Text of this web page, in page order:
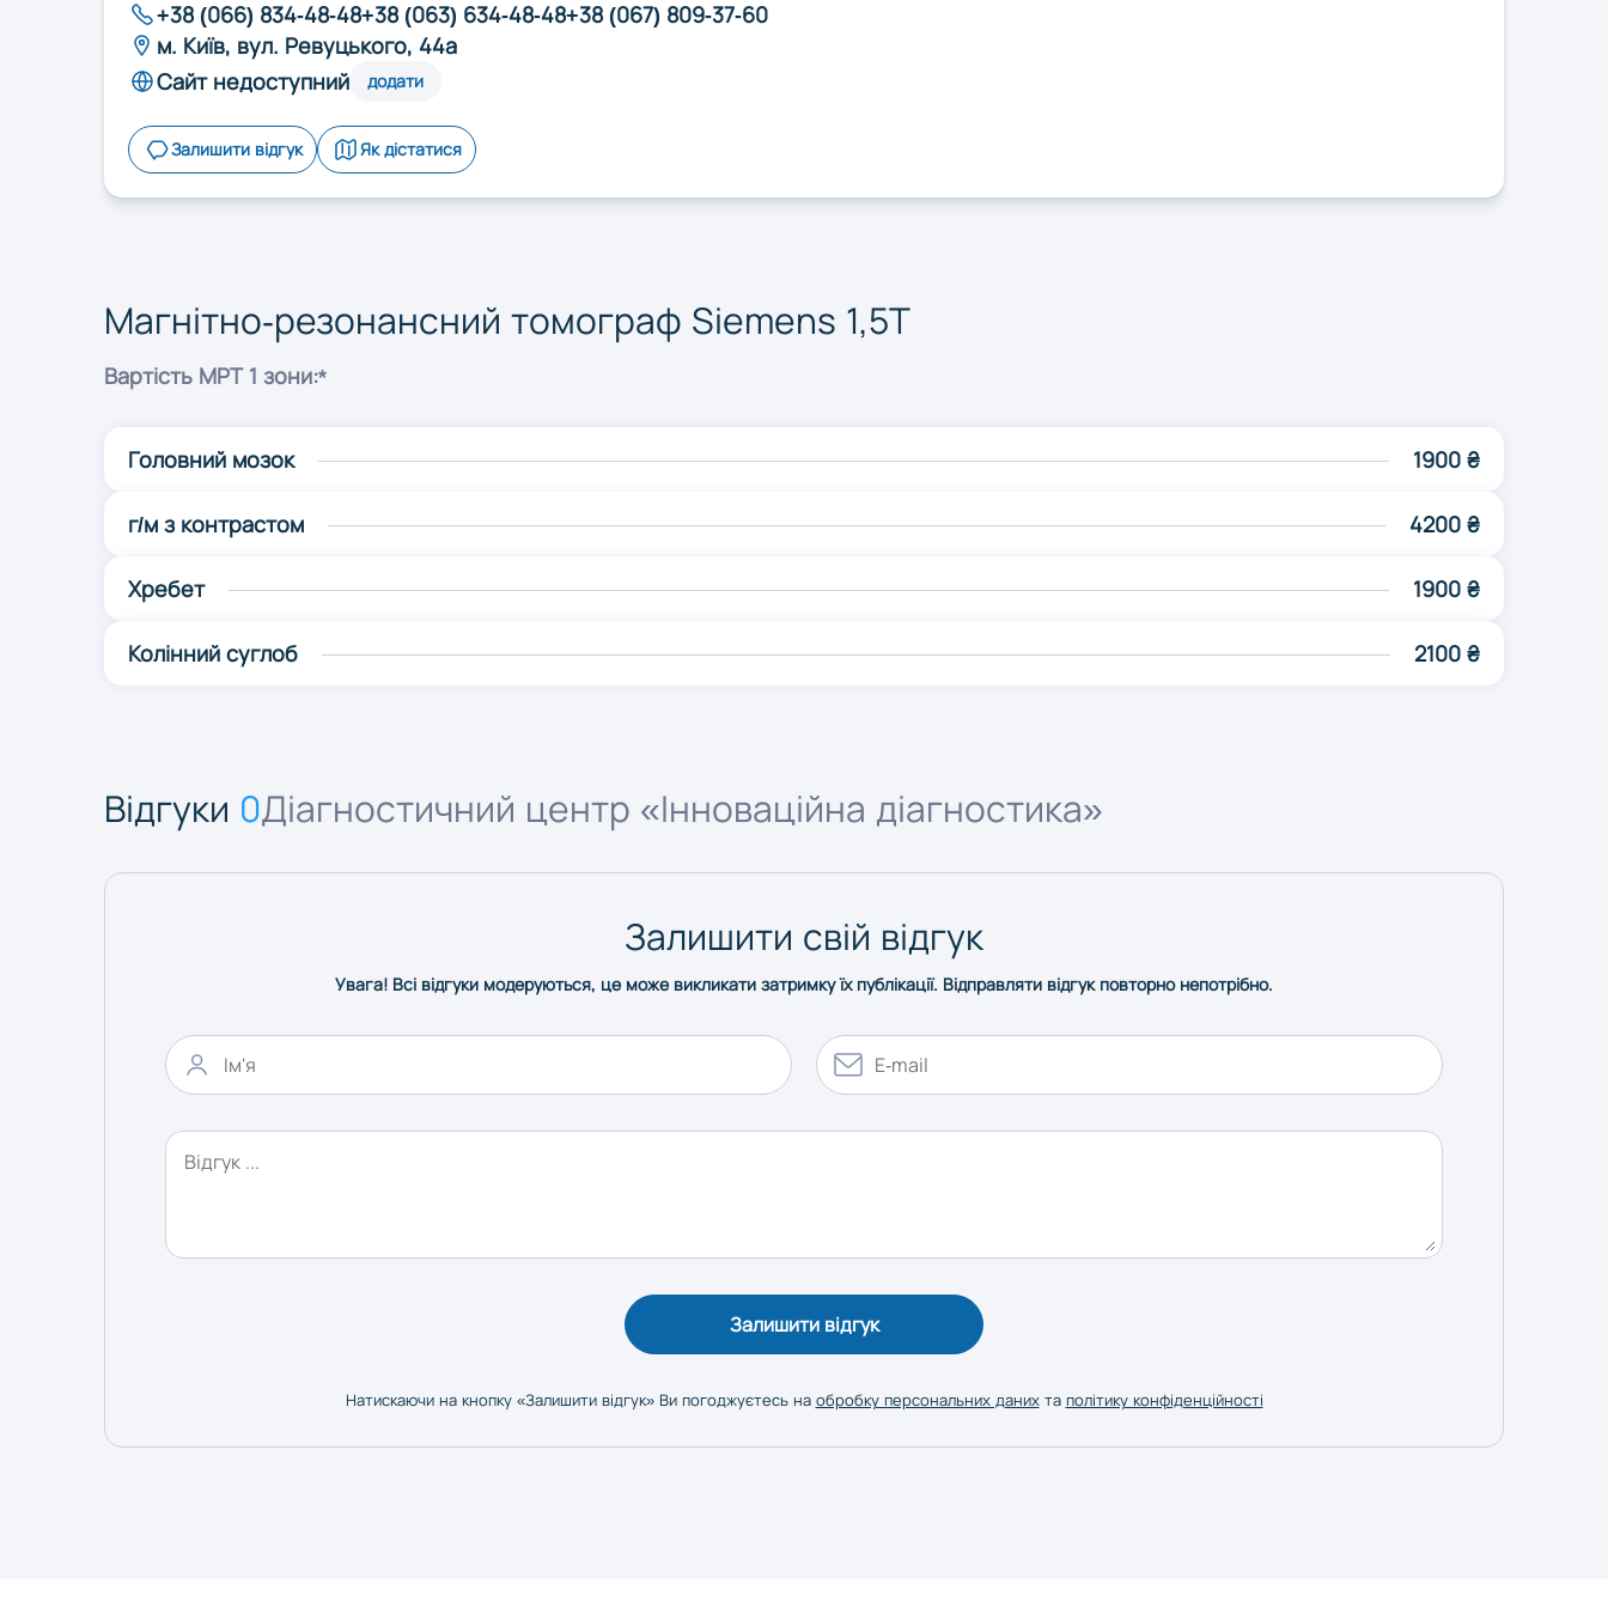
Харків
Чернівці
+38 (066) 834-48-48+38 (063) 634-48-48+38 (067) 809-37-60
м. Київ, вул. Ревуцького, 44a
Сайт недоступний
додати
Залишити відгук Як дістатися
Магнітно-резонансний томограф Siemens 1,5T
Вартість МРТ 1 зони:*
Головний мозок 1900 ₴
г/м з контрастом 4200 ₴
Хребет 1900 ₴
Колінний суглоб 2100 ₴
Відгуки 0Діагностичний центр «Інноваційна діагностика»
Залишити свій відгук
Увага! Всі відгуки модеруються, це може викликати затримку їх публікації. Відправляти відгук повторно непотрібно.
Залишити відгук
Натискаючи на кнопку «Залишити відгук» Ви погоджуєтесь на обробку персональних данихта політику конфіденційності